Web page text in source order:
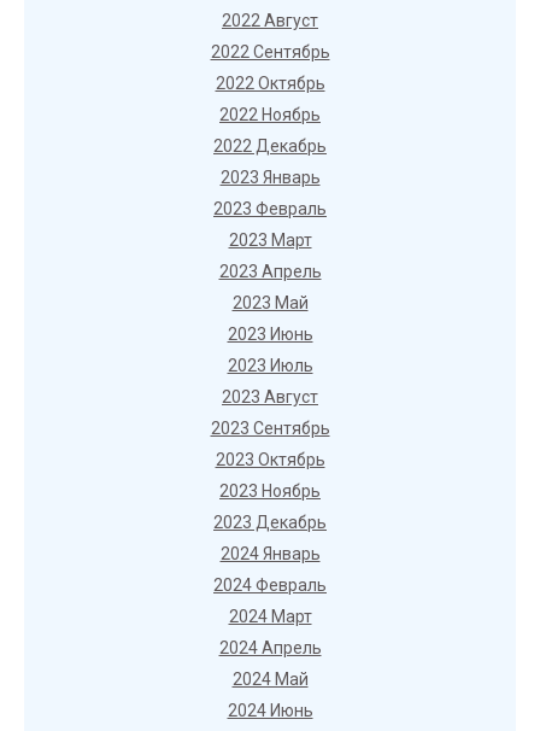
2022 Август
2022 Сентябрь
2022 Октябрь
2022 Ноябрь
2022 Декабрь
2023 Январь
2023 Февраль
2023 Март
2023 Апрель
2023 Май
2023 Июнь
2023 Июль
2023 Август
2023 Сентябрь
2023 Октябрь
2023 Ноябрь
2023 Декабрь
2024 Январь
2024 Февраль
2024 Март
2024 Апрель
2024 Май
2024 Июнь